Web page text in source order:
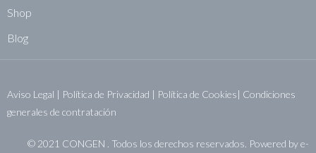
Shop
Blog
Aviso Legal | Política de Privacidad | Política de Cookies| Condiciones
generales de contratación
© 2021 CONGEN . Todos los derechos reservados. Powered bye-